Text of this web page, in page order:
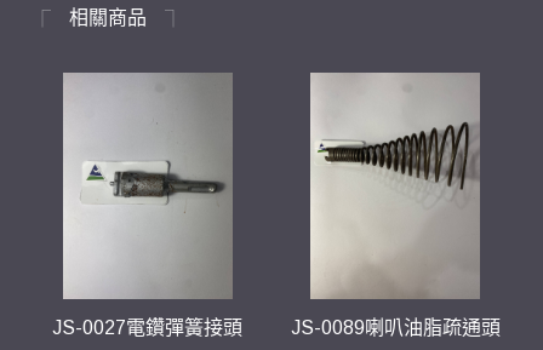
相關商品
JS-0027電鑽彈簧接頭 JS-0089喇叭油脂疏通頭